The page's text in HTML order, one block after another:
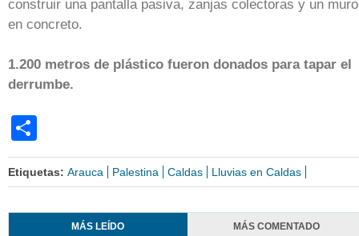
construir una pantalla pasiva, zanjas colectoras y un muro
en concreto.
1.200 metros de plástico fueron donados para tapar el
derrumbe.
Etiquetas: Arauca Palestina Caldas Lluvias en Caldas
MÁS LEÍDO MÁS COMENTADO